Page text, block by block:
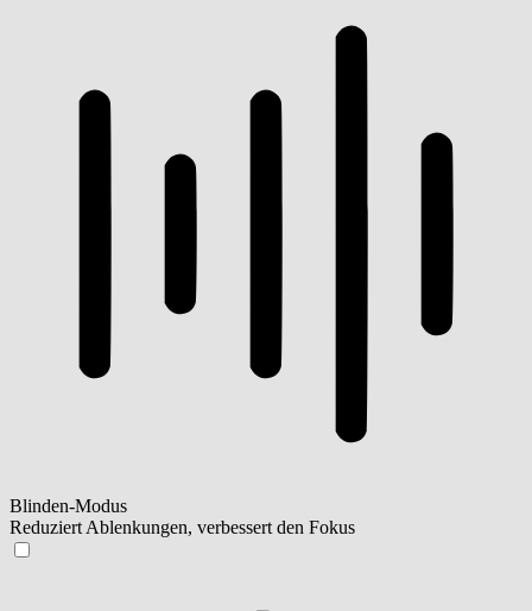
Blinden-Modus
Reduziert Ablenkungen, verbessert den Fokus